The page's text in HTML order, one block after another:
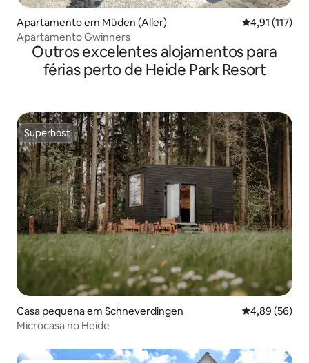
Apartamento em Müden (Aller) Classificação
4,91 (117)
Apartamento Gwinners
Outros excelentes alojamentos para
férias perto de Heide Park Resort
Superhost
Superhost
Casa pequena em Schneverdingen Classificação
4,89 (56)
Microcasa no Heide